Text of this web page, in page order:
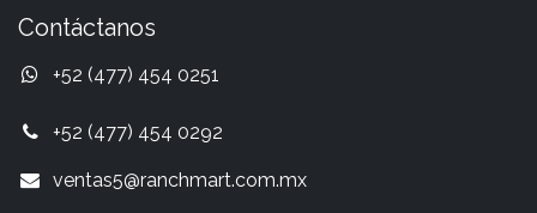
Contáctanos
+52 (477) 454 0251
+52 (477) 454 0292
ventas5@ranchmart.com.mx